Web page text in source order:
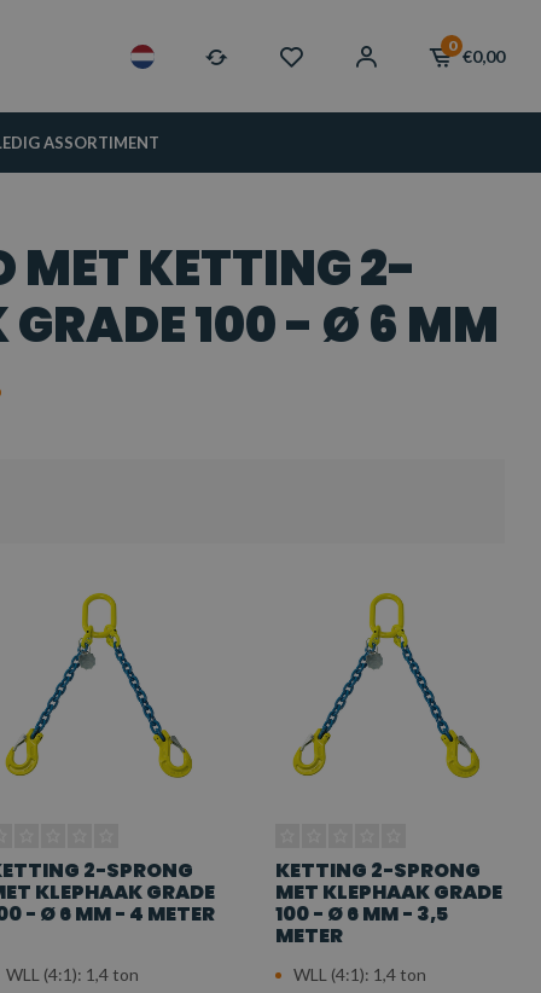
0
€0,00
ASSORTIMENT
MET KETTING 2-
GRADE 100 - Ø 6 MM
2-SPRONG
KLEPHAAK GRADE
- Ø 6 MM - 4 METER
WLL (4:1): 1,4 ton
KETTING 2-SPRONG
MET KLEPHAAK GRADE
100 - Ø 6 MM - 3,5
METER
WLL (4:1): 1,4 ton